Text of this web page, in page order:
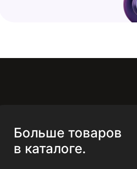
Больше товаров
в каталоге.